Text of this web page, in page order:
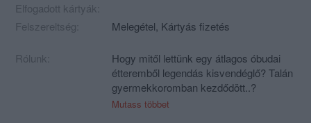
Elfogadott kártyák:
Felszereltség:
Melegétel, Kártyás fizetés
Rólunk:
Hogy mitől lettünk egy átlagos óbudai
étteremből legendás kisvendéglő? Talán
gyermekkoromban kezdődött..?
Mutass többet